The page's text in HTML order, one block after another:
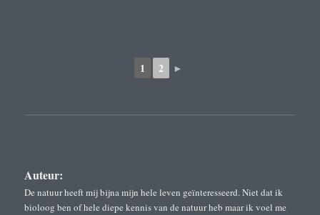
1 2 ►
Auteur:
De natuur heeft mij bijna mijn hele leven geïnteresseerd. Niet dat ik
bioloog ben of hele diepe kennis van de natuur heb maar ik voel me